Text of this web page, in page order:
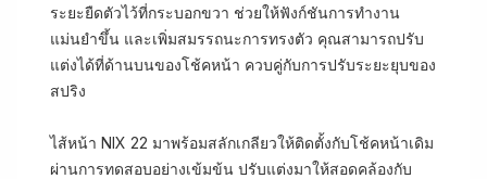
ระยะยืดตัวไว้ที่กระบอกขวา ช่วยให้ฟังก์ชันการทำงาน
แม่นยำขึ้น และเพิ่มสมรรถนะการทรงตัว คุณสามารถปรับ
แต่งได้ที่ด้านบนของโช้คหน้า ควบคู่กับการปรับระยะยุบของ
สปริง
ไส้หน้า NIX 22 มาพร้อมสลักเกลียวให้ติดตั้งกับโช้คหน้าเดิม
ผ่านการทดสอบอย่างเข้มข้น ปรับแต่งมาให้สอดคล้องกับ